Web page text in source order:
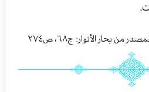
من بحار الأنوار: ج٦٨، ص٢٧٤